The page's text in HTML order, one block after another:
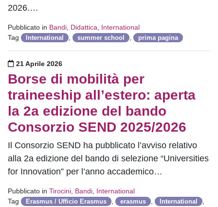
2026.…
Pubblicato in Bandi Didattica
International
Tag
International summer school prima pagina
Pubblicato il
21 Aprile 2026
Borse di mobilità per
traineeship all’estero: aperta
la 2a edizione del bando
Consorzio SEND 2025/2026
Il Consorzio SEND ha pubblicato l’avviso relativo
alla 2a edizione del bando di selezione “Universities
for Innovation” per l’anno accademico…
Pubblicato in Tirocini Bandi International
Tag
Erasmus / Ufficio Erasmus erasmus International